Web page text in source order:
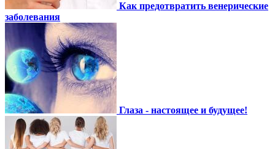
Как предотвратить венерические
заболевания
Глаза - настоящее и будущее!